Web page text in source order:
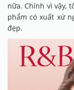
nữa. Chính vì vậy,
phẩm có xuất xứ
đẹp.